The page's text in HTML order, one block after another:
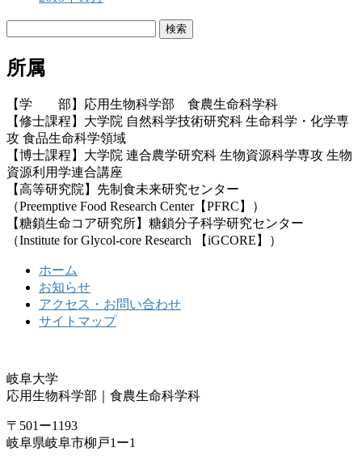
所属
【学 部】応用生物科学部 食農生命科学科
【修士課程】大学院 自然科学技術研究科 生命科学・化学専
攻 食品生命科学領域
【博士課程】大学院 連合農学研究科 生物資源科学専攻 生物
資源利用学連合講座
【高等研究院】先制食未来研究センター
（Preemptive Food Research Center【PFRC】）
【糖鎖生命コア研究所】糖鎖分子科学研究センター
（Institute for Glycol-core Research 【iGCORE】）
ホーム
お知らせ
アクセス・お問い合わせ
サイトマップ
岐阜大学
応用生物科学部｜食農生命科学科
〒501ー1193
岐阜県岐阜市柳戸1ー1